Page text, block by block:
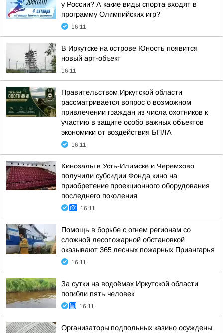
у России? А какие виды спорта входят в
программу Олимпийских игр?
16:11
В Иркутске на острове Юность появится
новый арт-объект
16:11
Правительством Иркутской области
рассматривается вопрос о возможном
привлечении граждан из числа охотников к
участию в защите особо важных объектов
экономики от воздействия БПЛА
16:11
Кинозалы в Усть-Илимске и Черемхово
получили субсидии Фонда кино на
приобретение проекционного оборудования
последнего поколения
16:11
Помощь в борьбе с огнем регионам со
сложной лесопожарной обстановкой
оказывают 365 лесных пожарных Приангарья
16:11
За сутки на водоёмах Иркутской области
погибли пять человек
16:11
Организаторы подпольных казино осуждены